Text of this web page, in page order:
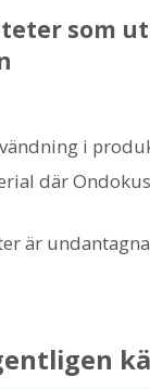
som
i
där
är